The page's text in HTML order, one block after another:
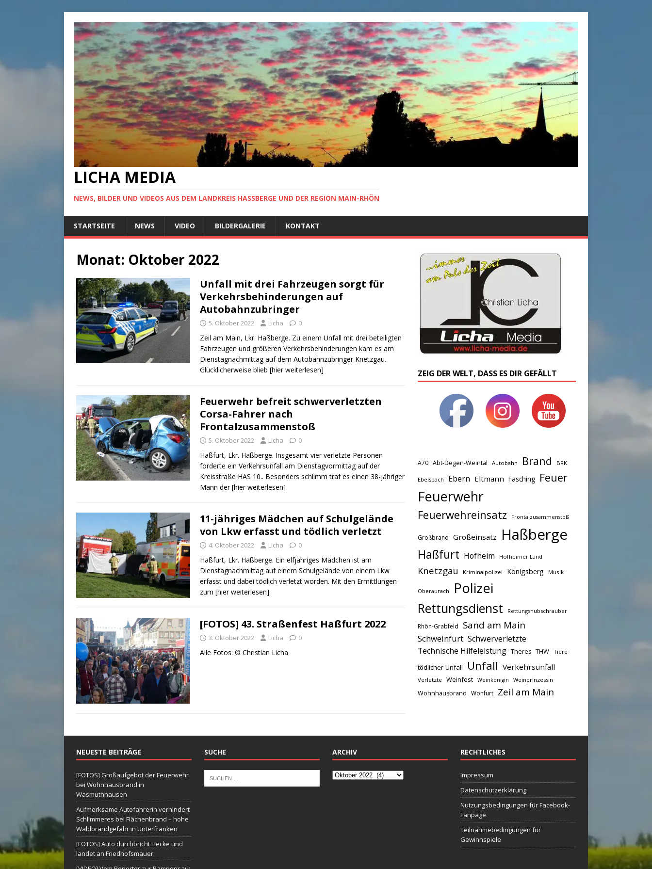
LICHA MEDIA
NEWS, BILDER UND VIDEOS AUS DEM LANDKREIS HASSBERGE UND DER REGION MAIN-RHÖN
STARTSEITE NEWS VIDEO BILDERGALERIE KONTAKT
Monat: Oktober 2022
Unfall mit drei Fahrzeugen sorgt für
Verkehrsbehinderungen auf
Autobahnzubringer
5. Oktober 2022 Licha 0
Zeil am Main, Lkr. Haßberge. Zu einem Unfall mit drei beteiligten
Fahrzeugen und größeren Verkehrsbehinderungen kam es am
Dienstagnachmittag auf dem Autobahnzubringer Knetzgau.
Glücklicherweise blieb [hier weiterlesen]
Feuerwehr befreit schwerverletzten
Corsa-Fahrer nach
Frontalzusammenstoß
5. Oktober 2022 Licha 0
Haßfurt, Lkr. Haßberge. Insgesamt vier verletzte Personen
forderte ein Verkehrsunfall am Dienstagvormittag auf der
Kreisstraße HAS 10.. Besonders schlimm traf es einen 38-jähriger
Mann der[hier weiterlesen]
11-jähriges Mädchen auf Schulgelände
von Lkw erfasst und tödlich verletzt
4. Oktober 2022 Licha 0
Haßfurt, Lkr. Haßberge. Ein elfjähriges Mädchen ist am
Dienstagnachmittag auf einem Schulgelände von einem Lkw
erfasst und dabei tödlich verletzt worden. Mit den Ermittlungen
zum [hier weiterlesen]
[FOTOS] 43. Straßenfest Haßfurt 2022
3. Oktober 2022 Licha 0
Alle Fotos: © Christian Licha
ZEIG DER WELT, DASS ES DIR GEFÄLLT
A70 Abt-Degen-Weintal Autobahn Brand BRK
Ebelsbach Ebern Eltmann Fasching Feuer
Feuerwehr
Feuerwehreinsatz Frontalzusammenstoß
Großbrand Großeinsatz Haßberge
Haßfurt Hofheim Hofheimer Land
Knetzgau Kriminalpolizei Königsberg Musik
Oberaurach Polizei
Rettungsdienst Rettungshubschrauber
Rhön-Grabfeld Sand am Main
Schweinfurt Schwerverletzte
Technische Hilfeleistung Theres THW Tiere
tödlicher Unfall Unfall Verkehrsunfall
Verletzte Weinfest Weinkönigin Weinprinzessin
Wohnhausbrand Wonfurt Zeil am Main
NEUESTE BEITRÄGE
[FOTOS] Großaufgebot der Feuerwehr
bei Wohnhausbrand in
Wasmuthhausen
Aufmerksame Autofahrerin verhindert
Schlimmeres bei Flächenbrand – hohe
Waldbrandgefahr in Unterfranken
[FOTOS] Auto durchbricht Hecke und
landet an Friedhofsmauer
SUCHE ARCHIV RECHTLICHES
Impressum
Datenschutzerklärung
Nutzungsbedingungen für Facebook-
Fanpage
Teilnahmebedingungen für
Gewinnspiele